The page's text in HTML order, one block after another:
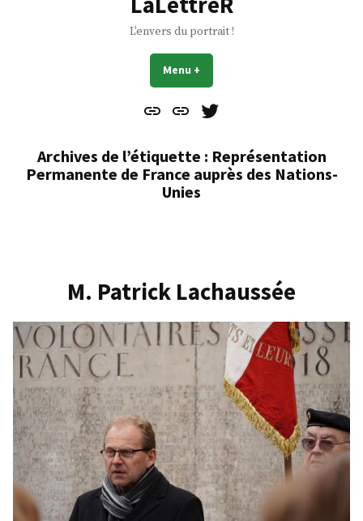
L'envers du portrait !
Menu +
Contact
À
Mes
Archives de l’étiquette : Représentation
Permanente de France auprès des Nations-
Unies
M. Patrick Lachaussée